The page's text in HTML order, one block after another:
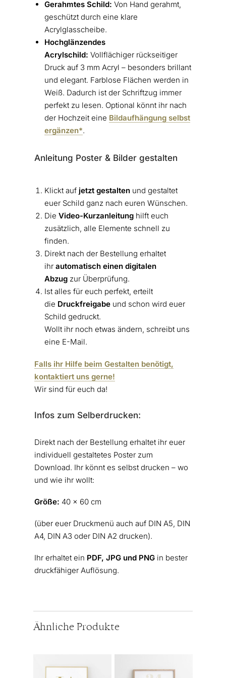
Gerahmtes Schild: Von Hand gerahmt,
geschützt durch eine klare
Acrylglasscheibe.
Hochglänzendes
Acrylschild: Vollflächiger rückseitiger
Druck auf 3 mm Acryl – besonders brillant
und elegant. Farblose Flächen werden in
Weiß. Dadurch ist der Schriftzug immer
perfekt zu lesen. Optional könnt ihr nach
der Hochzeit eine Bildaufhängung selbst
ergänzen*.
Anleitung Poster & Bilder gestalten
Klickt auf jetzt gestaltenund gestaltet
euer Schild ganz nach euren Wünschen.
Die Video-Kurzanleitunghilft euch
zusätzlich, alle Elemente schnell zu
finden.
Direkt nach der Bestellung erhaltet
ihr automatisch einen digitalen
Abzugzur Überprüfung.
Ist alles für euch perfekt, erteilt
die Druckfreigabeund schon wird euer
Schild gedruckt.
Wollt ihr noch etwas ändern, schreibt uns
eine E-Mail.
Falls ihr Hilfe beim Gestalten benötigt,
kontaktiert uns gerne!
Wir sind für euch da!
Infos zum Selberdrucken:
Direkt nach der Bestellung erhaltet ihr euer
individuell gestaltetes Poster zum
Download. Ihr könnt es selbst drucken – wo
und wie ihr wollt:
Größe: 40 x 60 cm
(über euer Druckmenü auch auf DIN A5, DIN
A4, DIN A3 oder DIN A2 drucken).
Ihr erhaltet ein PDF, JPG und PNGin bester
druckfähiger Auflösung.
Ähnliche Produkte
Produkt
Produkt